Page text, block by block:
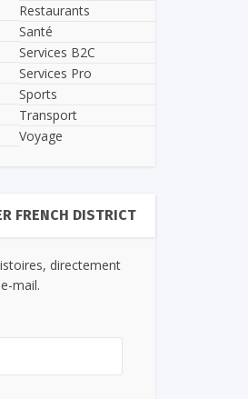
Restaurants
Santé
Services B2C
Services Pro
Sports
Transport
Voyage
FRENCH DISTRICT
directement
mail.